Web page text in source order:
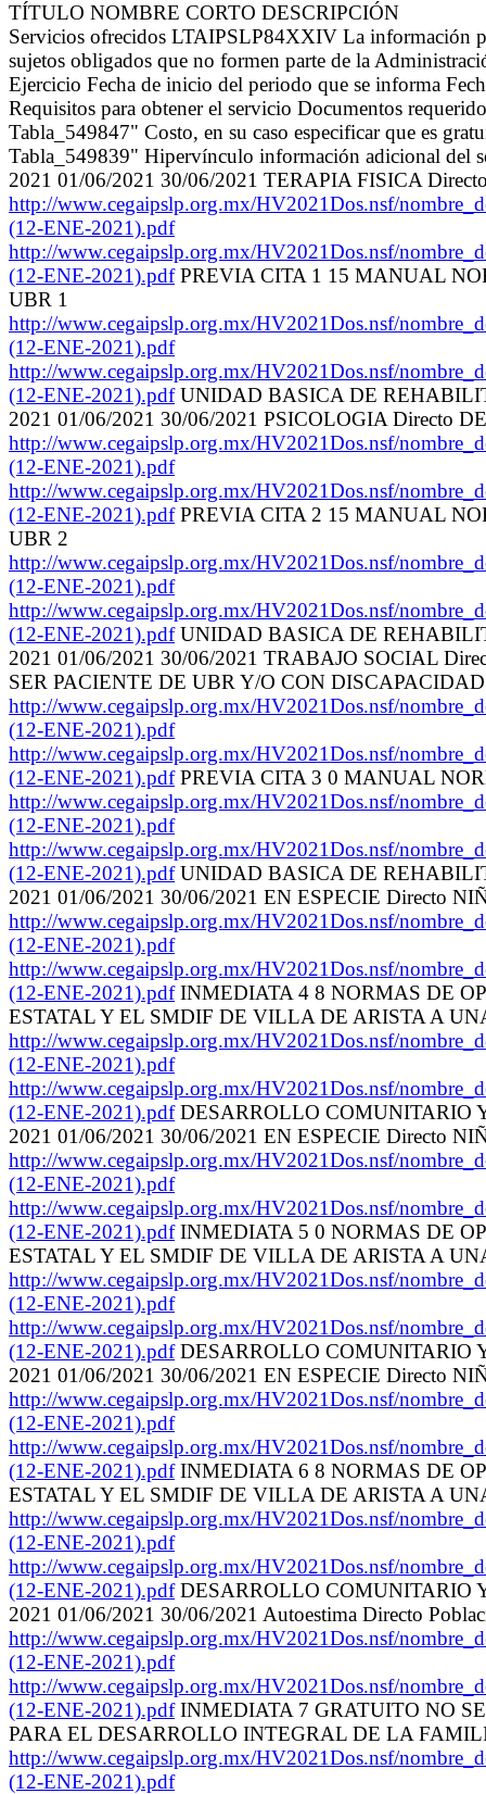
TÍTULO NOMBRE CORTO DESCRIPCIÓN
Servicios ofrecidos LTAIPSLP84XXIV La información
sujetos obligados que no formen parte de la
Ejercicio Fecha de inicio del periodo que se informa
Requisitos para obtener el servicio Documentos
Tabla_549847" Costo, en su caso especificar que es
Tabla_549839" Hipervínculo información adicional del
2021 01/06/2021 30/06/2021 TERAPIA FISICA
http://www.cegaipslp.org.mx/HV2021Dos.nsf/
(12-ENE-2021).pdf
http://www.cegaipslp.org.mx/HV2021Dos.nsf/
(12-ENE-2021).pdfPREVIA CITA 1 15 MANUAL
UBR 1
http://www.cegaipslp.org.mx/HV2021Dos.nsf/
(12-ENE-2021).pdf
http://www.cegaipslp.org.mx/HV2021Dos.nsf/
(12-ENE-2021).pdfUNIDAD BASICA DE
2021 01/06/2021 30/06/2021 PSICOLOGIA Directo
http://www.cegaipslp.org.mx/HV2021Dos.nsf/
(12-ENE-2021).pdf
http://www.cegaipslp.org.mx/HV2021Dos.nsf/
(12-ENE-2021).pdfPREVIA CITA 2 15 MANUAL
UBR 2
http://www.cegaipslp.org.mx/HV2021Dos.nsf/
(12-ENE-2021).pdf
http://www.cegaipslp.org.mx/HV2021Dos.nsf/
(12-ENE-2021).pdfUNIDAD BASICA DE
2021 01/06/2021 30/06/2021 TRABAJO SOCIAL
SER PACIENTE DE UBR Y/O CON DISCAPACIDAD
http://www.cegaipslp.org.mx/HV2021Dos.nsf/
(12-ENE-2021).pdf
http://www.cegaipslp.org.mx/HV2021Dos.nsf/
(12-ENE-2021).pdfPREVIA CITA 3 0 MANUAL
http://www.cegaipslp.org.mx/HV2021Dos.nsf/
(12-ENE-2021).pdf
http://www.cegaipslp.org.mx/HV2021Dos.nsf/
(12-ENE-2021).pdfUNIDAD BASICA DE
2021 01/06/2021 30/06/2021 EN ESPECIE Directo
http://www.cegaipslp.org.mx/HV2021Dos.nsf/
(12-ENE-2021).pdf
http://www.cegaipslp.org.mx/HV2021Dos.nsf/
(12-ENE-2021).pdfINMEDIATA 4 8 NORMAS DE
ESTATAL Y EL SMDIF DE VILLA DE ARISTA A
http://www.cegaipslp.org.mx/HV2021Dos.nsf/
(12-ENE-2021).pdf
http://www.cegaipslp.org.mx/HV2021Dos.nsf/
(12-ENE-2021).pdfDESARROLLO COMUNITARIO
2021 01/06/2021 30/06/2021 EN ESPECIE Directo
http://www.cegaipslp.org.mx/HV2021Dos.nsf/
(12-ENE-2021).pdf
http://www.cegaipslp.org.mx/HV2021Dos.nsf/
(12-ENE-2021).pdfINMEDIATA 5 0 NORMAS DE
ESTATAL Y EL SMDIF DE VILLA DE ARISTA A
http://www.cegaipslp.org.mx/HV2021Dos.nsf/
(12-ENE-2021).pdf
http://www.cegaipslp.org.mx/HV2021Dos.nsf/
(12-ENE-2021).pdfDESARROLLO COMUNITARIO
2021 01/06/2021 30/06/2021 EN ESPECIE Directo
http://www.cegaipslp.org.mx/HV2021Dos.nsf/
(12-ENE-2021).pdf
http://www.cegaipslp.org.mx/HV2021Dos.nsf/
(12-ENE-2021).pdfINMEDIATA 6 8 NORMAS DE
ESTATAL Y EL SMDIF DE VILLA DE ARISTA A
http://www.cegaipslp.org.mx/HV2021Dos.nsf/
(12-ENE-2021).pdf
http://www.cegaipslp.org.mx/HV2021Dos.nsf/
(12-ENE-2021).pdfDESARROLLO COMUNITARIO
2021 01/06/2021 30/06/2021 Autoestima Directo
http://www.cegaipslp.org.mx/HV2021Dos.nsf/
(12-ENE-2021).pdf
http://www.cegaipslp.org.mx/HV2021Dos.nsf/
(12-ENE-2021).pdfINMEDIATA 7 GRATUITO NO
PARA EL DESARROLLO INTEGRAL DE LA
http://www.cegaipslp.org.mx/HV2021Dos.nsf/
(12-ENE-2021).pdf